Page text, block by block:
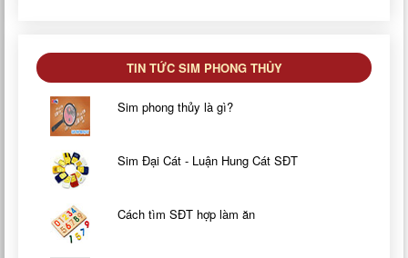
TIN TỨC SIM PHONG THỦY
Sim phong thủy là gì?
Sim Đại Cát - Luận Hung Cát SĐT
Cách tìm SĐT hợp làm ăn